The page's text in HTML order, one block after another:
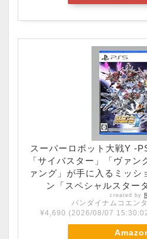
スーパーロボット大戦Y -
「サイバスター」「ヴァ
ァング」が手に入るミッシ
ン「スペシャルスター
created by
バンダイナムコエン
¥4,690 (2026/08/07